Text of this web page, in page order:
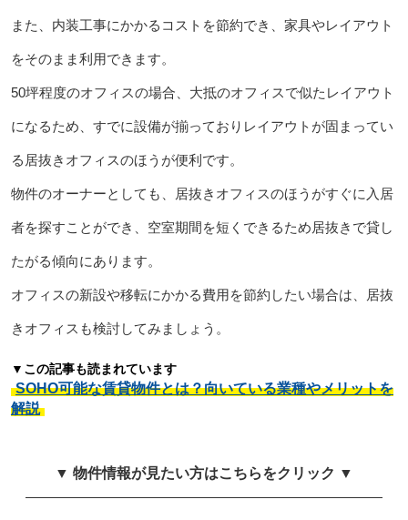
また、内装工事にかかるコストを節約でき、家具やレイアウト
をそのまま利用できます。
50坪程度のオフィスの場合、大抵のオフィスで似たレイアウト
になるため、すでに設備が揃っておりレイアウトが固まってい
る居抜きオフィスのほうが便利です。
物件のオーナーとしても、居抜きオフィスのほうがすぐに入居
者を探すことができ、空室期間を短くできるため居抜きで貸し
たがる傾向にあります。
オフィスの新設や移転にかかる費用を節約したい場合は、居抜
きオフィスも検討してみましょう。
▼この記事も読まれています
SOHO可能な賃貸物件とは？向いている業種やメリットを
解説
▼ 物件情報が見たい方はこちらをクリック ▼